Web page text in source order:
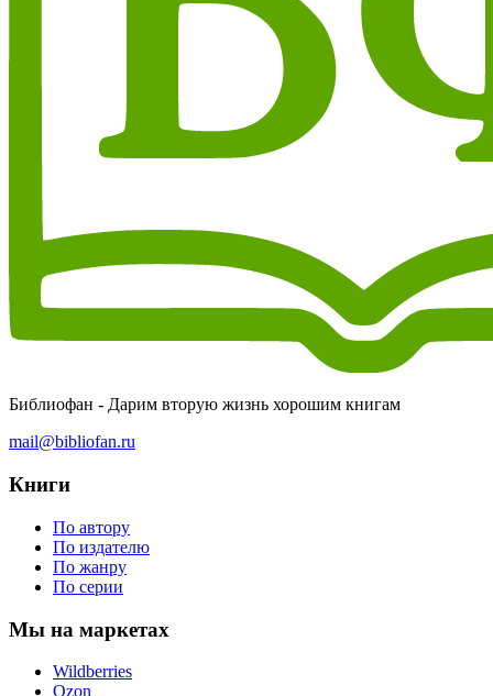
Библиофан - Дарим вторую жизнь хорошим книгам
mail@bibliofan.ru
Книги
По автору
По издателю
По жанру
По серии
Мы на маркетах
Wildberries
Ozon